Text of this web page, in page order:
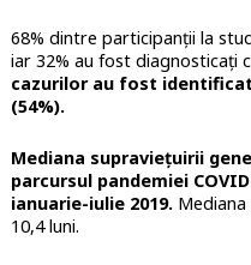
68% dintre participanții la
iar 32% au fost diagnosticați
cazurilor au fost
(54%).
Mediana supraviețuirii
parcursul pandemiei
ianuarie-iulie 2019.
10,4 luni.